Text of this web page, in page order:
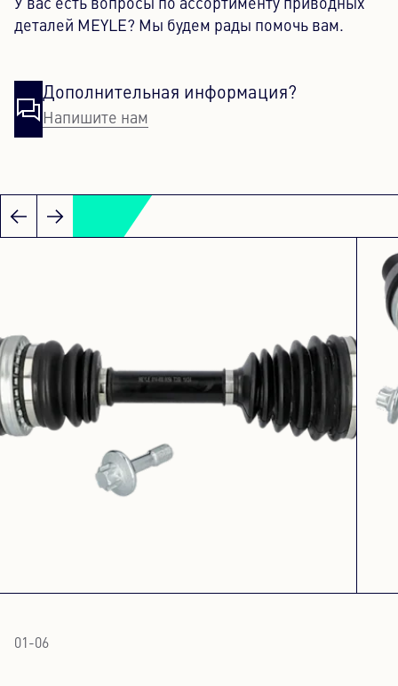
У вас есть вопросы по ассортименту приводных
деталей MEYLE? Мы будем рады помочь вам.
Дополнительная информация?
Напишите нам
01 -06